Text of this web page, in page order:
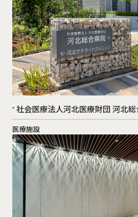
社会医療法人河北医療財団 河北
医療施設